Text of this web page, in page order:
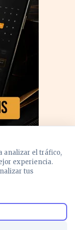
analizar el tráfico,
experiencia.
tus